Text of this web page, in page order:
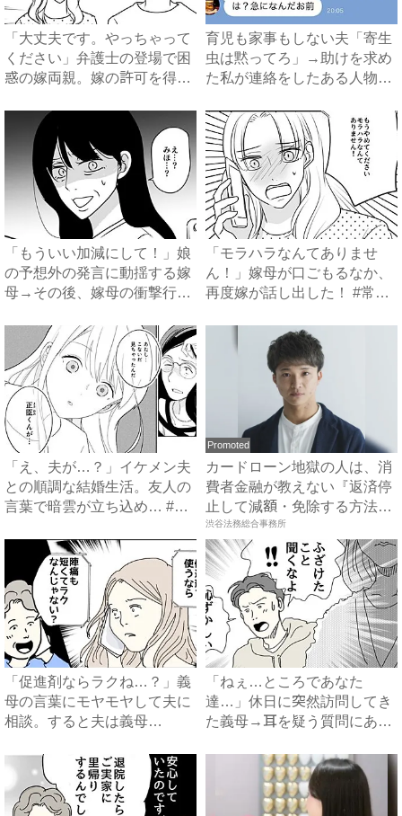
「大丈夫です。やっちゃって
ください」弁護士の登場で困
惑の嫁両親。嫁の許可を得た
育児も家事もしない夫「寄生
虫は黙ってろ」→助けを求め
た私が連絡をしたある人物と
「もういい加減にして！」娘
の予想外の発言に動揺する嫁
母→その後、嫁母の衝撃行動
「モラハラなんてありませ
ん！」嫁母が口ごもるなか、
再度嫁が話し出した！ #常識
「え、夫が…？」イケメン夫
との順調な結婚生活。友人の
言葉で暗雲が立ち込め… #
Promoted
カードローン地獄の人は、消
費者金融が教えない『返済停
止して減額・免除する方法』
で...
渋谷法務総合事務所
「促進剤ならラクね…？」義
母の言葉にモヤモヤして夫に
相談。すると夫は義母
「ねぇ…ところであなた
達…」休日に突然訪問してき
た義母→耳を疑う質問にあ